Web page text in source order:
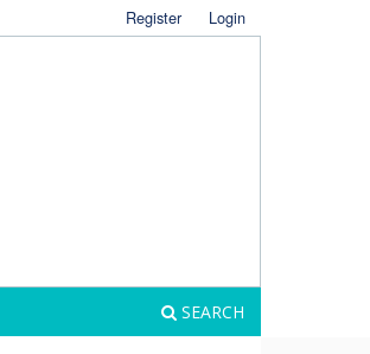
SEARCH
Register Login